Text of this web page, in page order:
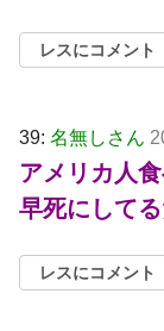
レスにコメント
39: 名無しさん
アメリカ人
早死にして
レスにコメント